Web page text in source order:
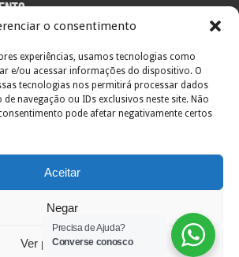
o consentimento
experiências, usamos tecnologias como
e/ou acessar informações do dispositivo. O
tecnologias nos permitirá processar dados
navegação ou IDs exclusivos neste site. Não
pode afetar negativamente certos
Aceitar
Negar
Ver preferências
às 12:00hs e das 14:00 às 18:00hs
às 11:30hs e das 13:00hs às 19:00hs
Precisa de Ajuda?
Converse conosco